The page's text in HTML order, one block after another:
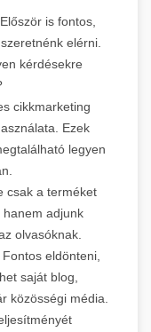
is fontos,
elérni.
kérdésekre
cikkmarketing
Ezek
legyen
csak a terméket
adjunk
olvasóknak.
Fontos eldönteni,
saját blog,
közösségi média.